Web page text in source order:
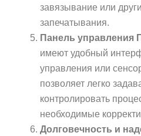
завязывание или
запечатывания.
Панель управления
имеют удобный
управления или
позволяет легко
контролировать
необходимые
Долговечность и